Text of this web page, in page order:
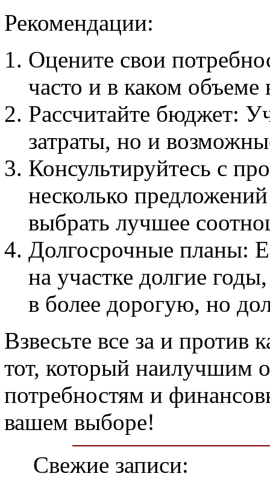
Рекомендации:
Оцените свои
часто и в каком
Рассчитайте бюджет:
затраты, но и
Консультируйтесь с
несколько
выбрать лучшее
Долгосрочные планы:
на участке долгие
в более дорогую, но
Взвесьте все за и против
тот, который наилучшим
потребностям и
вашем выборе!
Свежие записи: